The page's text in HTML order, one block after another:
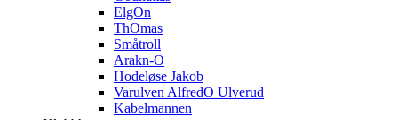
ElgOn
ThOmas
Småtroll
Arakn-O
Hodeløse Jakob
Varulven AlfredO Ulverud
Kabelmannen